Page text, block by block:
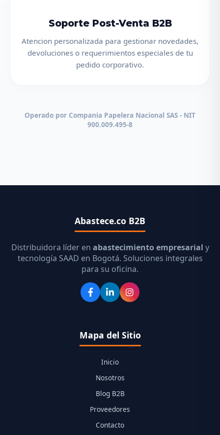
Soporte Post-Venta B2B
Atencion personalizada para gestionar novedades,
devoluciones o requerimientos especiales de tu
pedido corporativo.
Operado por Compania Papelera Nacional SAS - NIT
900.009.495-8
Abastece.co B2B
Distribuidora líder en abastecimiento empresarial y
tecnología SAAD en Bogotá. Soluciones integrales
para su oficina.
Mapa del Sitio
Inicio
Nosotros
Blog B2B
Proveedores
Contacto